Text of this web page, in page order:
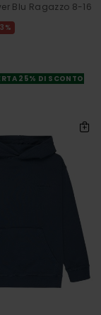
Blu Ragazzo 8-16
25% DI SCONTO